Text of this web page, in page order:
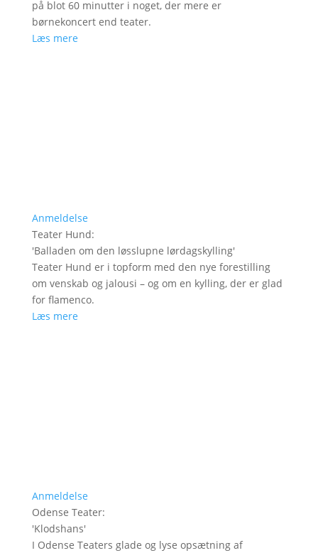
på blot 60 minutter i noget, der mere er
børnekoncert end teater.
Læs mere
Anmeldelse
Teater Hund:
'Balladen om den løsslupne lørdagskylling'
Teater Hund er i topform med den nye forestilling
om venskab og jalousi – og om en kylling, der er glad
for flamenco.
Læs mere
Anmeldelse
Odense Teater:
'Klodshans'
I Odense Teaters glade og lyse opsætning af